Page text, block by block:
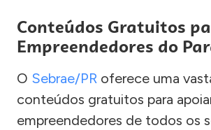
Conteúdos Gratuitos
Empreendedores do
O Sebrae/PR oferece uma
conteúdos gratuitos para
empreendedores de todos os